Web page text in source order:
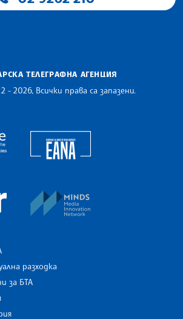
ТЕЛЕГРАФНА АГЕНЦИЯ
- 2026, Всички права са запазени.
The Assocoation of the Balkan News Agencies
European Newsroom
разходка
за БТА